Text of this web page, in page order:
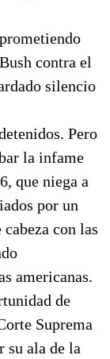
contra el
silencio
Pero
la infame
que niega a
por un
con las
americanas.
de
Suprema
su ala de la